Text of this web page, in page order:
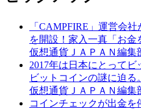
「CAMPFIRE」運営会
を開設！家入一真「お金
仮想通貨ＪＡＰＡＮ編集
2017年は日本にとって
ビットコインの謎に迫る。
仮想通貨ＪＡＰＡＮ編集
コインチェックが出金